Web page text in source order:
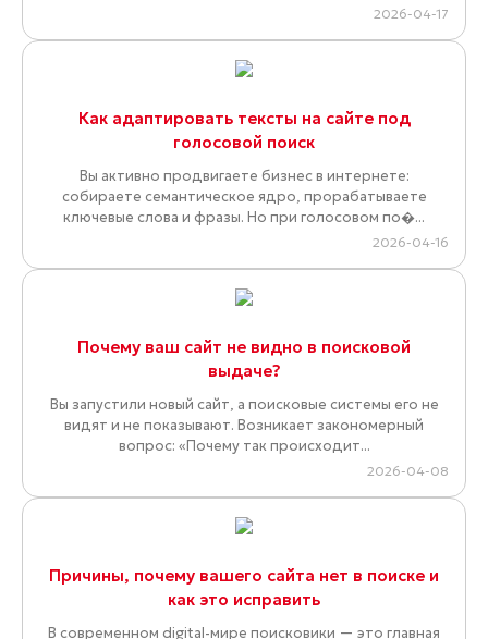
2026-04-17
Как адаптировать тексты на сайте под
голосовой поиск
Вы активно продвигаете бизнес в интернете:
собираете семантическое ядро, прорабатываете
ключевые слова и фразы. Но при голосовом по�...
2026-04-16
Почему ваш сайт не видно в поисковой
выдаче?
Вы запустили новый сайт, а поисковые системы его не
видят и не показывают. Возникает закономерный
вопрос: «Почему так происходит...
2026-04-08
Причины, почему вашего сайта нет в поиске и
как это исправить
В современном digital-мире поисковики — это главная